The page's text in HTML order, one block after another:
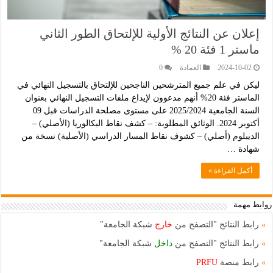
إعلان عن النتائج الأولية للإلتحاق الطور الثاني
ماستر 1 فئة 20 %
2024-10-02 العمادة 0
ليكن في علم جميع المترشحين الناجحين للإلتحاق بالتسجيل النهائي في
الماستر فئة 20% أنهم مدعوون لإيداع ملفات التسجيل النهائي بعنوان
السنة الجامعية 2025/2024 على مستوى مصلحة الدراسات قبل 09
أكتوبر 2024. الوثائق المطلوبة: – كشف نقاط البكالوريا (الأصلي) –
الديبلوم (أصلي) – كشوف نقاط المسار الدراسي (الأصلية) نسخة من
شهادة …
أكمل القراءة »
روابط مهمة
» رابط النتائج "التصفح من خارج شبكة الجامعة"
» رابط النتائج "التصفح منداخل شبكة الجامعة"
» رابط منصةPRFU